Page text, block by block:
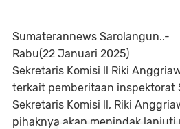
Sumaterannews Sarolangun..-
Rabu(22 Januari 2025)
Sekretaris Komisi ll Riki
terkait pemberitaan inspektorat
Sekretaris Komisi ll, Riki
pihaknya akan menindak